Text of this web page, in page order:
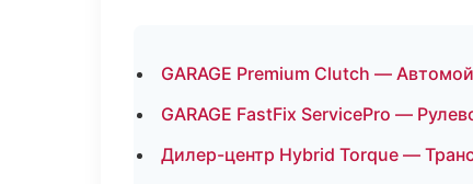
GARAGE Premium Clutch —
GARAGE FastFix ServicePro —
Дилер-центр Hybrid Torque —